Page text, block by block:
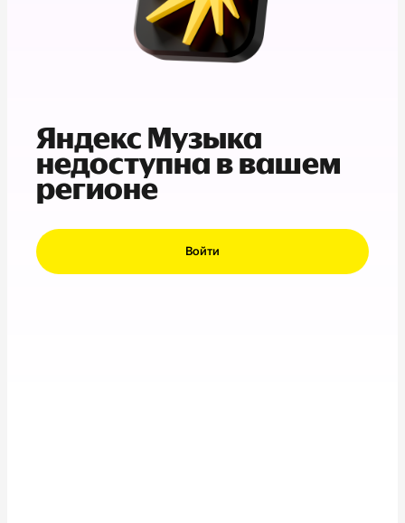
Яндекс Музыка
недоступна в вашем
регионе
Войти